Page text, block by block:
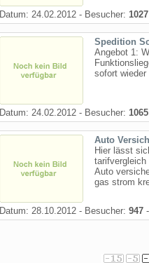
Datum: 24.02.2012 - Besucher: 1027
Spedition
Angebot 1:
sofort
Datum: 24.02.2012 - Besucher: 1065
Auto
Hier lässt
Auto
gas strom
Datum: 28.10.2012 - Besucher: 947